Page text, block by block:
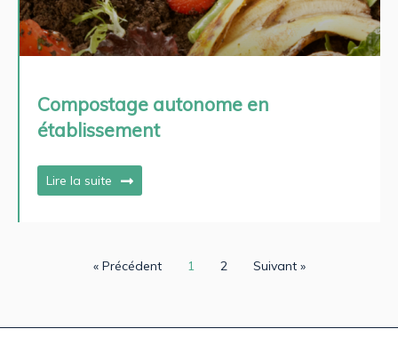
Compostage autonome en
établissement
Lire la suite
« Précédent 1 2 Suivant »